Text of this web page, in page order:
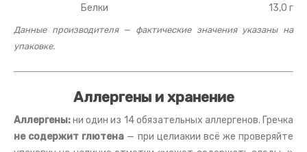
Белки
13,0 г
Данные производителя — фактические значения указаны на
упаковке.
Аллергены и хранение
Аллергены:ни один из 14 обязательных аллергенов. Гречка
не содержит глютена — при целиакии всё же проверяйте